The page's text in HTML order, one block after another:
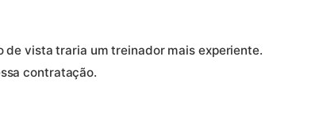
de vista traria um treinador mais experiente.
contratação.